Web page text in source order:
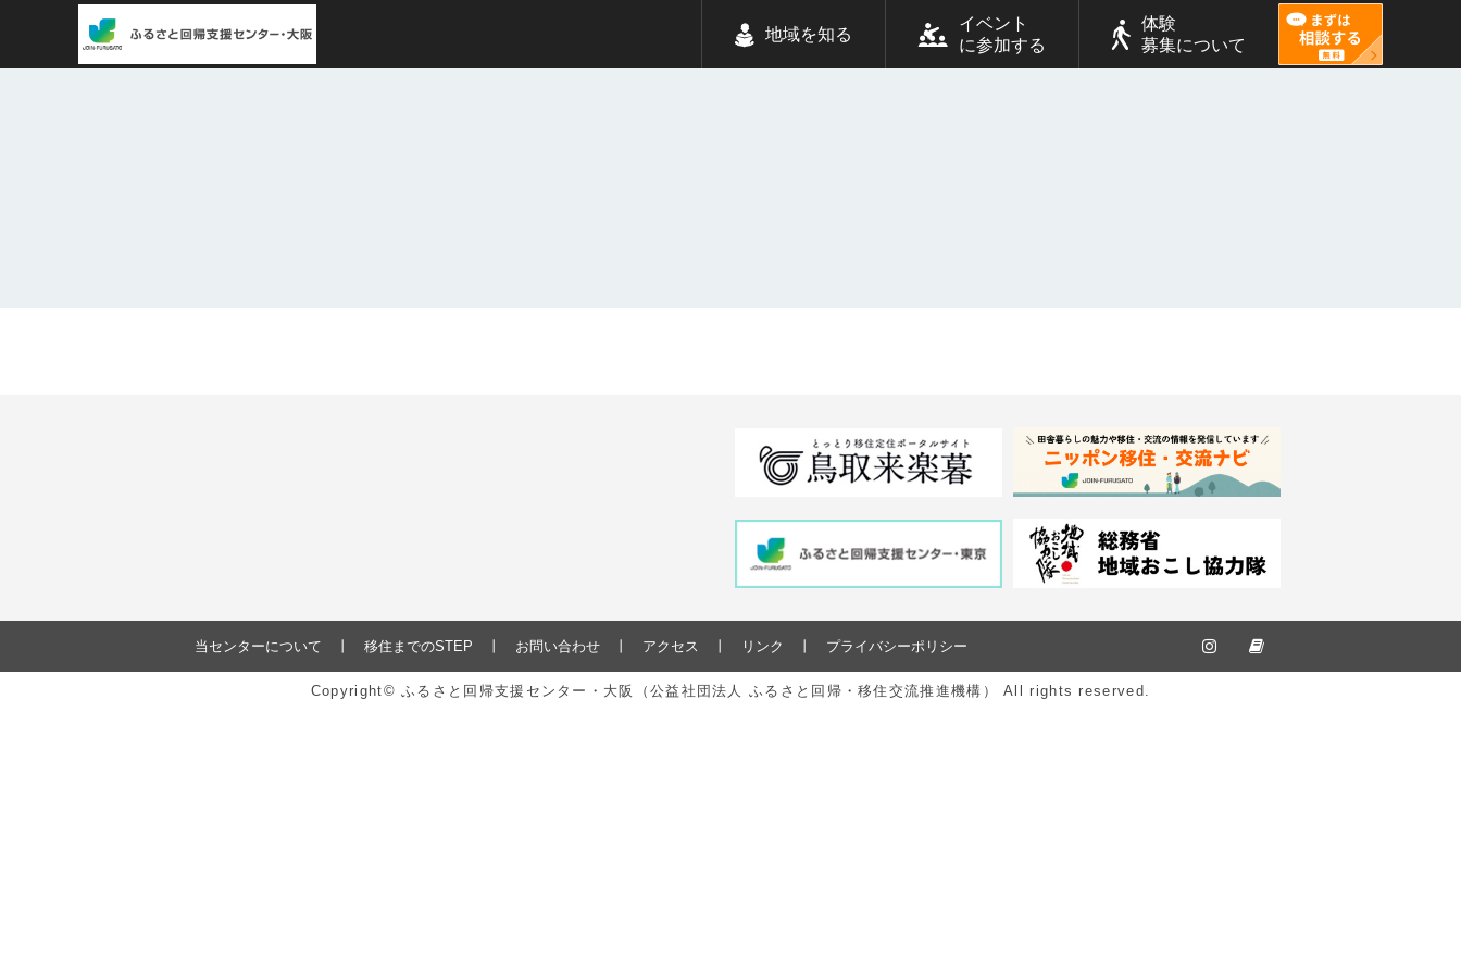
地域を知る
イベント
に参加する
体験
募集について
当センターについて 移住までのSTEP お問い合わせ アクセス リンク プライバシーポリシー
Copyright© ふるさと回帰支援センター・大阪（公益社団法人 ふるさと回帰・移住交流推進機構） All rights reserved.